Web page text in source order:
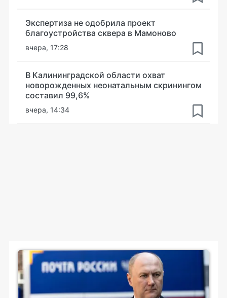
Экспертиза не одобрила проект
благоустройства сквера в Мамоново
вчера, 17:28
В Калининградской области охват
новорожденных неонатальным скринингом
составил 99,6%
вчера, 14:34